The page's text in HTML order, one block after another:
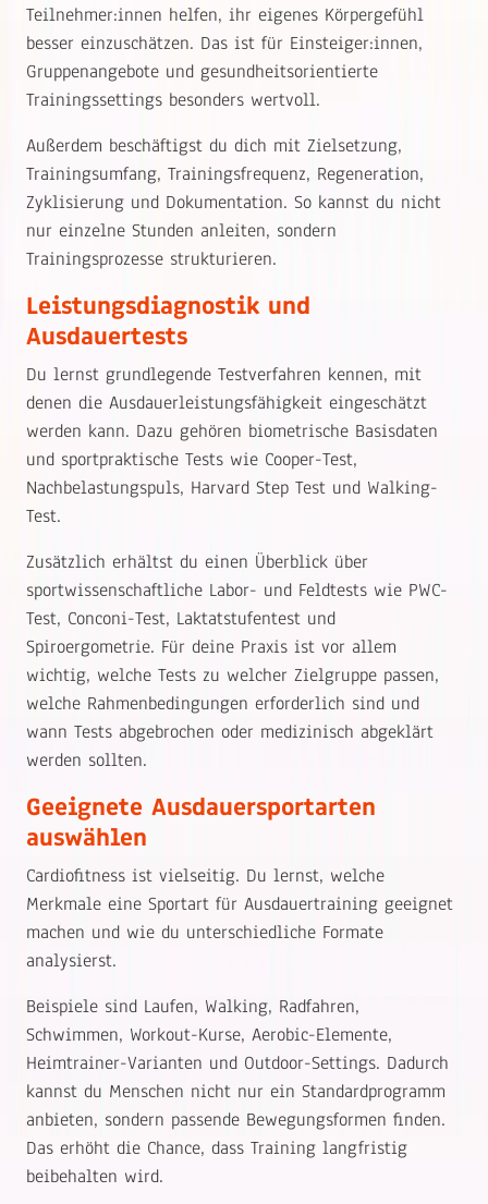
Teilnehmer:innen helfen, ihr eigenes Körpergefühl
besser einzuschätzen. Das ist für Einsteiger:innen,
Gruppenangebote und gesundheitsorientierte
Trainingssettings besonders wertvoll.
Außerdem beschäftigst du dich mit Zielsetzung,
Trainingsumfang, Trainingsfrequenz, Regeneration,
Zyklisierung und Dokumentation. So kannst du nicht
nur einzelne Stunden anleiten, sondern
Trainingsprozesse strukturieren.
Leistungsdiagnostik und
Ausdauertests
Du lernst grundlegende Testverfahren kennen, mit
denen die Ausdauerleistungsfähigkeit eingeschätzt
werden kann. Dazu gehören biometrische Basisdaten
und sportpraktische Tests wie Cooper-Test,
Nachbelastungspuls, Harvard Step Test und Walking-
Test.
Zusätzlich erhältst du einen Überblick über
sportwissenschaftliche Labor- und Feldtests wie PWC-
Test, Conconi-Test, Laktatstufentest und
Spiroergometrie. Für deine Praxis ist vor allem
wichtig, welche Tests zu welcher Zielgruppe passen,
welche Rahmenbedingungen erforderlich sind und
wann Tests abgebrochen oder medizinisch abgeklärt
werden sollten.
Geeignete Ausdauersportarten
auswählen
Cardiofitness ist vielseitig. Du lernst, welche
Merkmale eine Sportart für Ausdauertraining geeignet
machen und wie du unterschiedliche Formate
analysierst.
Beispiele sind Laufen, Walking, Radfahren,
Schwimmen, Workout-Kurse, Aerobic-Elemente,
Heimtrainer-Varianten und Outdoor-Settings. Dadurch
kannst du Menschen nicht nur ein Standardprogramm
anbieten, sondern passende Bewegungsformen finden.
Das erhöht die Chance, dass Training langfristig
beibehalten wird.